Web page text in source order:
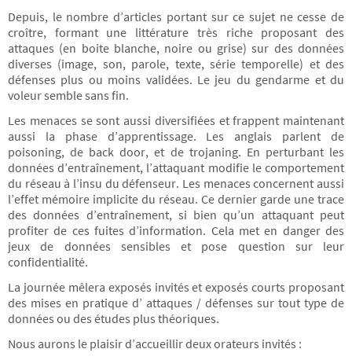
Depuis, le nombre d’articles portant sur ce sujet ne cesse de
croître, formant une littérature très riche proposant des
attaques (en boite blanche, noire ou grise) sur des données
diverses (image, son, parole, texte, série temporelle) et des
défenses plus ou moins validées. Le jeu du gendarme et du
voleur semble sans fin.
Les menaces se sont aussi diversifiées et frappent maintenant
aussi la phase d’apprentissage. Les anglais parlent de
poisoning, de back door, et de trojaning. En perturbant les
données d’entraînement, l’attaquant modifie le comportement
du réseau à l’insu du défenseur. Les menaces concernent aussi
l’effet mémoire implicite du réseau. Ce dernier garde une trace
des données d’entraînement, si bien qu’un attaquant peut
profiter de ces fuites d’information. Cela met en danger des
jeux de données sensibles et pose question sur leur
confidentialité.
La journée mêlera exposés invités et exposés courts proposant
des mises en pratique d’ attaques / défenses sur tout type de
données ou des études plus théoriques.
Nous aurons le plaisir d’accueillir deux orateurs invités :